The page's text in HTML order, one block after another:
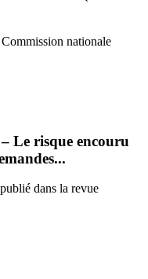
nationale
Le risque encouru
dans la revue